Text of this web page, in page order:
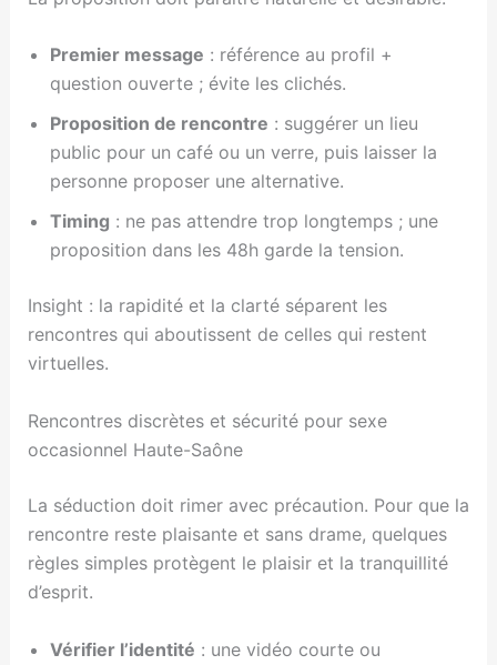
Premier message : référence au profil +
question ouverte ; évite les clichés.
Proposition de rencontre : suggérer un lieu
public pour un café ou un verre, puis laisser la
personne proposer une alternative.
Timing : ne pas attendre trop longtemps ; une
proposition dans les 48h garde la tension.
Insight : la rapidité et la clarté séparent les
rencontres qui aboutissent de celles qui restent
virtuelles.
Rencontres discrètes et sécurité pour sexe
occasionnel Haute-Saône
La séduction doit rimer avec précaution. Pour que la
rencontre reste plaisante et sans drame, quelques
règles simples protègent le plaisir et la tranquillité
d’esprit.
Vérifier l’identité : une vidéo courte ou